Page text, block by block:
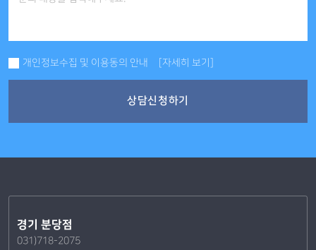
개인정보수집 및 이용동의 안내 [자세히 보기]
상담신청하기
경기 분당점
031)718-2075